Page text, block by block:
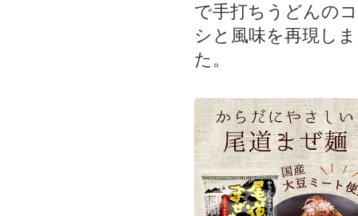
で手打ちうどんのコ
シと風味を再現し
た。